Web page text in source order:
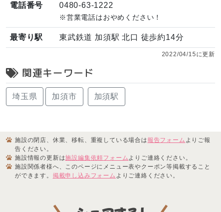
電話番号 0480-63-1222
※営業電話はおやめください！
最寄り駅 東武鉄道 加須駅 北口 徒歩約14分
2022/04/15に更新
関連キーワード
埼玉県 加須市 加須駅
施設の閉店、休業、移転、重複している場合は報告フォーム よりご報
告ください。
施設情報の更新は施設編集依頼フォーム よりご連絡ください。
施設関係者様へ、このページにメニュー表やクーポン等掲載すること
ができます。 掲載申し込みフォーム よりご連絡ください。